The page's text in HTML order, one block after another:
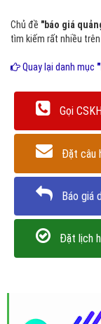
Chủ đề "báo giá
tìm kiếm rất nhiều
Quay lại danh mục
Gọi CSKH
Đặt câu
Báo giá
Đặt lịch